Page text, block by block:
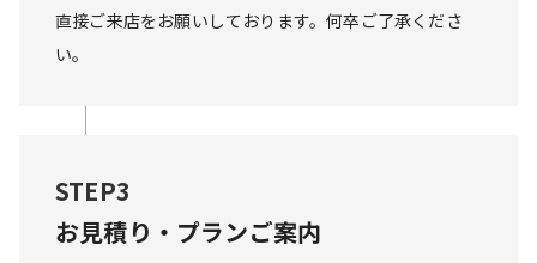
直接ご来店をお願いしております。何卒ご了承くださ
い。
STEP3
お見積り・プランご案内